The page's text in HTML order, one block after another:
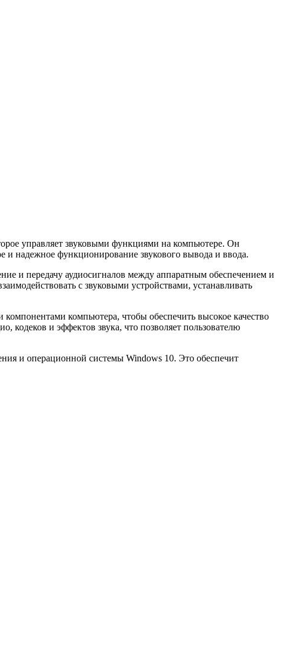
управляет звуковыми функциями на компьютере. Он
и надежное функционирование звукового вывода и ввода.
и передачу аудиосигналов между аппаратным обеспечением и
с звуковыми устройствами, устанавливать
компьютера, чтобы обеспечить высокое качество
кодеков и эффектов звука, что позволяет пользователю
и операционной системы Windows 10. Это обеспечит